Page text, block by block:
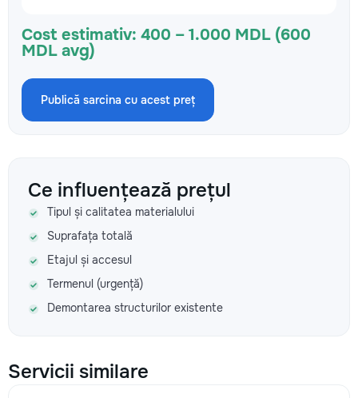
Cost estimativ: 400 – 1.000 MDL (600
MDL avg)
Publică sarcina cu acest preț
Ce influențează prețul
Tipul și calitatea materialului
Suprafața totală
Etajul și accesul
Termenul (urgență)
Demontarea structurilor existente
Servicii similare